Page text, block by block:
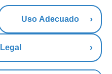
Uso Adecuado